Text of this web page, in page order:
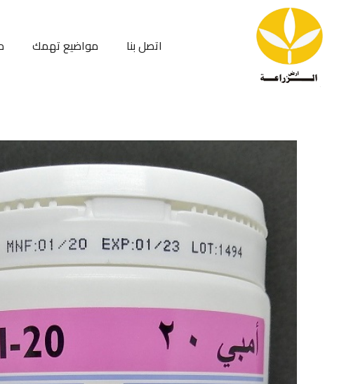
مواضيع تهمك اتصل بنا